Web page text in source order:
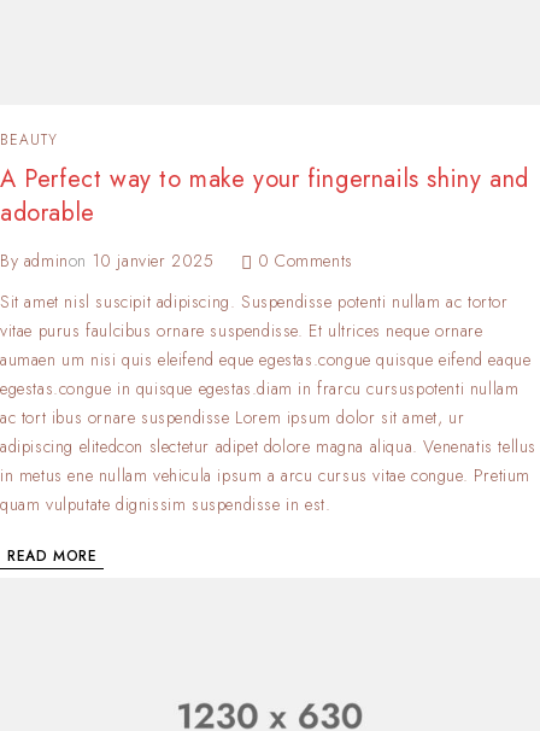
BEAUTY
A Perfect way to make your fingernails shiny and
adorable
By adminon 10 janvier 2025
0 Comments
Sit amet nisl suscipit adipiscing. Suspendisse potenti nullam ac tortor
vitae purus faulcibus ornare suspendisse. Et ultrices neque ornare
aumaen um nisi quis eleifend eque egestas.congue quisque eifend eaque
egestas.congue in quisque egestas.diam in frarcu cursuspotenti nullam
ac tort ibus ornare suspendisse Lorem ipsum dolor sit amet, ur
adipiscing elitedcon slectetur adipet dolore magna aliqua. Venenatis tellus
in metus ene nullam vehicula ipsum a arcu cursus vitae congue. Pretium
quam vulputate dignissim suspendisse in est.
READ MORE